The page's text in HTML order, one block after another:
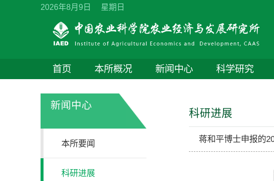
2026年8月9日 星期日
首页 本所概况 新闻中心 科学研究
新闻中心
本所要闻
科研进展
科研进展